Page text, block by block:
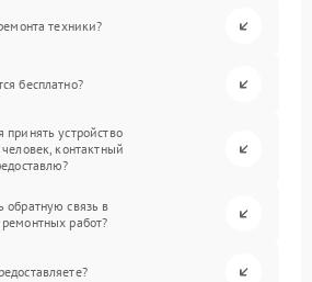
техники?
бесплатно?
устройство
контактный
обратную связь в
работ?